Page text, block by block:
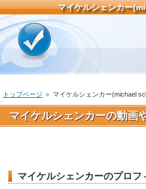
マイケルシェンカー
トップページ ＞ マイケルシェンカー(michael
マイケルシェンカーの動画
マイケルシェンカーのプロフ